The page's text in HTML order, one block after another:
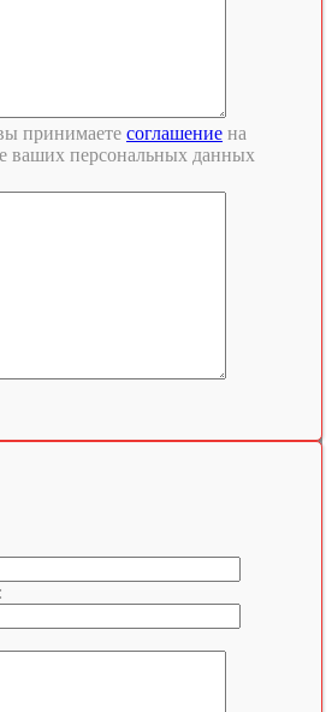
принимаете соглашение на
ваших персональных данных